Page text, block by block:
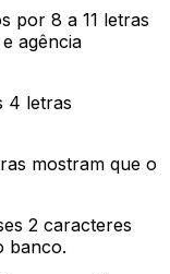
por 8 a 11 letras
agência
4 letras
mostram que o
2 caracteres
banco.